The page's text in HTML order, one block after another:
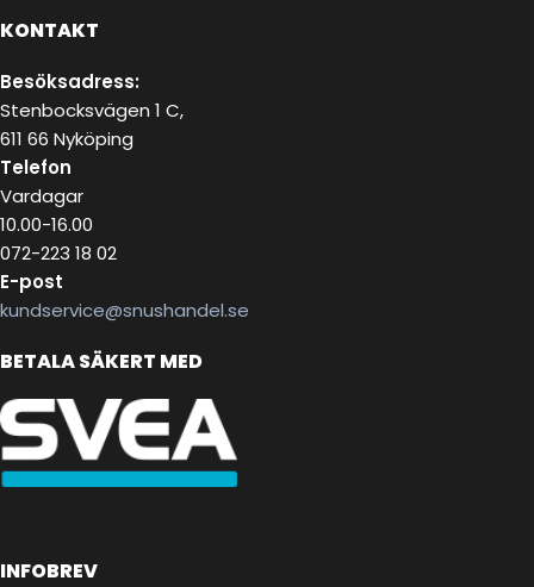
KONTAKT
Besöksadress:
Stenbocksvägen 1 C,
611 66 Nyköping
Telefon
Vardagar
10.00-16.00
072-223 18 02
E-post
kundservice@snushandel.se
BETALA SÄKERT MED
INFOBREV